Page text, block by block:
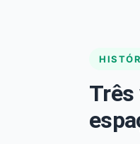
Três